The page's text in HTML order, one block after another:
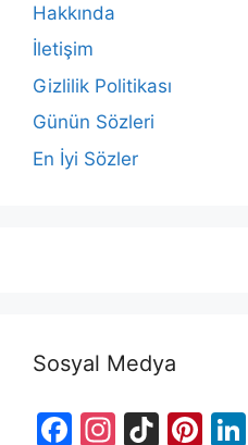
Hakkında
İletişim
Gizlilik Politikası
Günün Sözleri
En İyi Sözler
Sosyal Medya
F
In Ti Pi